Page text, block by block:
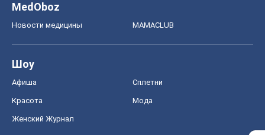
MedOboz
Новости медицины MAMACLUB
Шоу
Афиша Сплетни
Красота Мода
Женский Журнал